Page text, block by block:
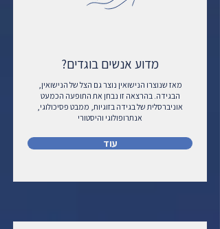
מדוע אנשים בוגדים?
מאז שנוצרו הנישואין נוצר גם הצל של הנישואין,
הבגידה. בהרצאה זו נבחן את התופעה הכמעט
אוניברסלית של בגידה בזוגיות, ממבט פסיכולוגי,
אנתרופולוגי והיסטורי
עוד